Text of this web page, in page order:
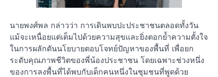
นายพงศ์พล กล่าวว่า การเดินพบปะประชาชนตลอดทั้งวัน
แม้จะเหนื่อยแต่เต็มไปด้วยความสุขและยิ่งตอกย้ำความตั้งใจ
ในการผลักดันนโยบายตอบโจทย์ปัญหาของพื้นที่ เพื่อยก
ระดับคุณภาพชีวิตของพี่น้องประชาชน โดยเฉพาะช่วงหนึ่ง
ของการลงพื้นที่ได้พบกับเด็กคนหนึ่งในชุมชนที่พูดด้วย